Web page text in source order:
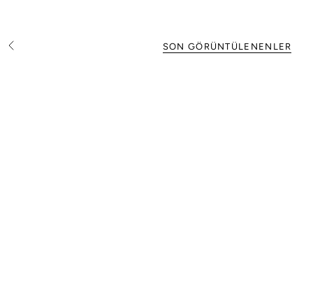
SON GÖRÜNTÜLENENLER